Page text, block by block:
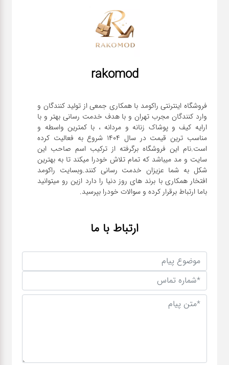
rakomod
فروشگاه اینترنتی راکومد با همکاری جمعی از تولید کنندگان و
وارد کنندگان مجرب تهران و با هدف خدمت رسانی بهتر و با
ارایه کیف و پوشاک زنانه و مردانه ، با کمترین واسطه و
مناسب ترین قیمت در سال 1404 شروع به فعالیت کرده
است.نام این فروشگاه برگرفته از ترکیب اسم صاحب این
سایت و مد میباشد که تمام تلاش خودرا میکند تا به بهترین
شکل به شما عزیزان خدمت رسانی کنند.وبسایت راکومد
افتخار همکاری با برند های روز دنیا را دارد ازین رو میتوانید
باما ارتباط برقرار کرده و سوالات خودرا بپرسید.
ارتباط با ما